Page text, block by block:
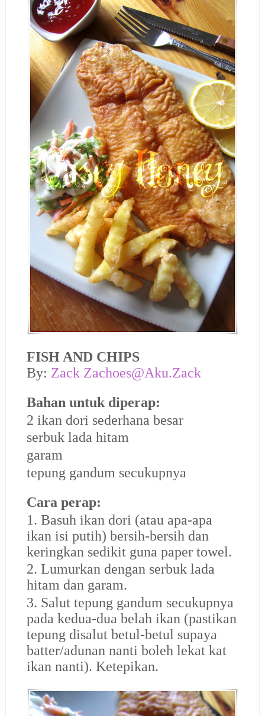
FISH AND CHIPS
By: Zack Zachoes@Aku.Zack
Bahan untuk diperap:
2 ikan dori sederhana besar
serbuk lada hitam
garam
tepung gandum secukupnya
Cara perap:
1. Basuh ikan dori (atau apa-apa
ikan isi putih) bersih-bersih dan
keringkan sedikit guna paper towel.
2. Lumurkan dengan serbuk lada
hitam dan garam.
3. Salut tepung gandum secukupnya
pada kedua-dua belah ikan (pastikan
tepung disalut betul-betul supaya
batter/adunan nanti boleh lekat kat
ikan nanti). Ketepikan.